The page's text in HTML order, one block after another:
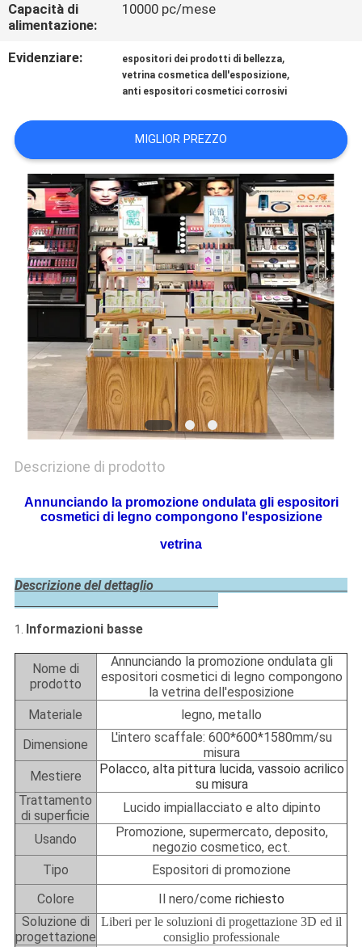
RICHIEDA
UNA
MAPPA
DEL
SITO
PRIVACY
POLICY
Capacità di
alimentazione:
10000 pc/mese
Evidenziare: espositori dei prodotti di bellezza,
vetrina cosmetica dell'esposizione,
anti espositori cosmetici corrosivi
MIGLIOR PREZZO
Descrizione di prodotto
Annunciando la promozione ondulata gli espositori
cosmetici di legno compongono l'esposizione
vetrina
Descrizione del dettaglio
1. Informazioni basse
Nome di
prodotto
Annunciando la promozione ondulata gli
espositori cosmetici di legno compongono
la vetrina dell'esposizione
Materiale
legno, metallo
Dimensione
L'intero scaffale: 600*600*1580mm/su
misura
Mestiere
Polacco, alta pittura lucida, vassoio acrilico
su misura
Trattamento
di superficie
Lucido impiallacciato e alto dipinto
Usando
Promozione, supermercato, deposito,
negozio cosmetico, ect.
Tipo
Espositori di promozione
Colore
Il nero/comerichiesto
Soluzione di
progettazione
Liberi per le soluzioni di progettazione 3D ed il
consiglio professionale